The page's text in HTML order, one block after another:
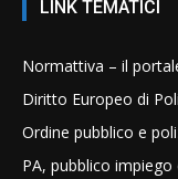
LINK TEMATICI
Normattiva – il
Diritto Europeo di
Ordine pubblico e
PA, pubblico impiego